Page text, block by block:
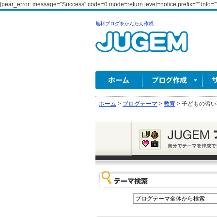
[pear_error: message="Success" code=0 mode=return level=notice prefix=""
無料ブログをかんたん作成
ホーム > ブログテーマ > 教育 > 子どもの習